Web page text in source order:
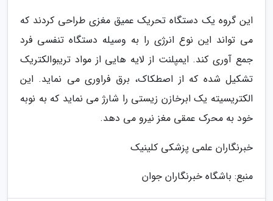
این گروه یک دستگاه تحریک عمیق مغزی طراحی کردند که
می تواند این نوع انرژی را به وسیله دستگاه تنفسی فرد
جمع آوری کند. ایمپلنت از لایه هایی از مواد تریبوالکتریک
تشکیل شده که از اصطکاک، برق فراوری می نماید. این
الکتریسیته یک ابرخازن زیستی را شارژ می نماید که به نوبه
خود به محرک عمقی مغز نیرو می دهد.
خبرنگاران علمی پزشکی کلینیک
منبع: باشگاه خبرنگاران جوان